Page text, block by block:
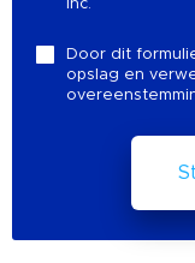
Inc.
Door dit
opslag en